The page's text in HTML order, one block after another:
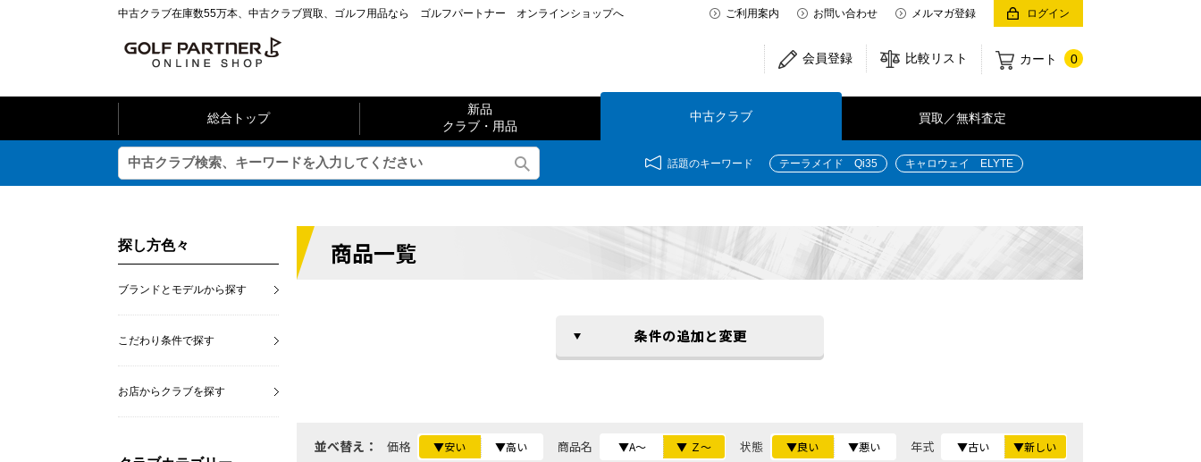
中古クラブ在庫数55万本、中古クラブ買取、ゴルフ用品なら ゴルフパートナー オンラインショップへ ご利用案内 お問い合わせ メルマガ登録 ログイン
カート 0
比較リスト
会員登録
総合トップ
新品
クラブ・用品
中古クラブ 買取／無料査定
話題のキーワード テーラメイド Qi35 キャロウェイ ELYTE
商品一覧
並べ替え： 価格 ▼安い ▼高い 商品名 ▼A～ ▼ Ｚ～ 状態 ▼良い ▼悪い 年式 ▼古い ▼新しい
探し方色々
ブランドとモデルから探す
こだわり条件で探す
お店からクラブを探す